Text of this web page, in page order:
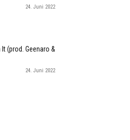
24. Juni 2022
(prod. Geenaro &
24. Juni 2022